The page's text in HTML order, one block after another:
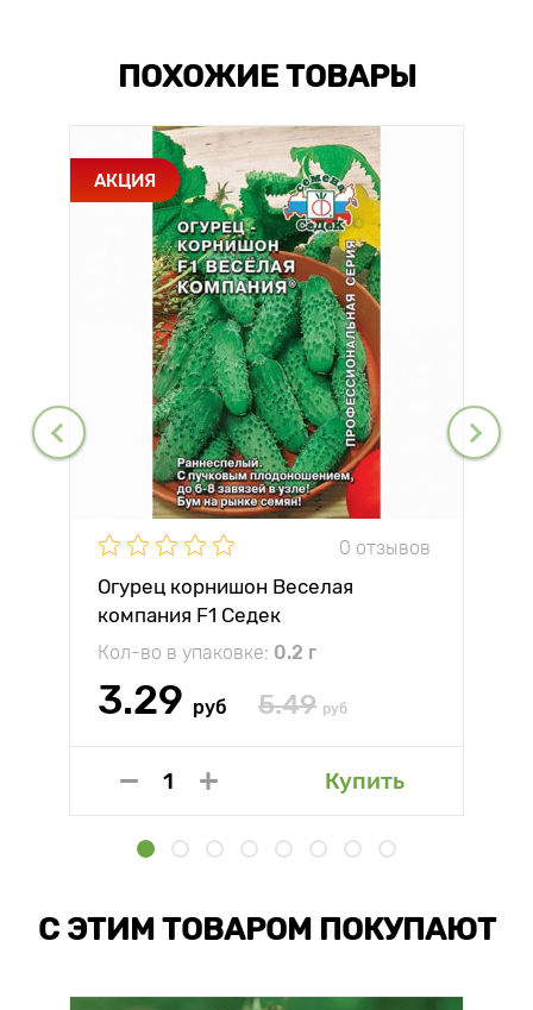
ПОХОЖИЕ ТОВАРЫ
АКЦИЯ
0 отзывов
Огурец корнишон Веселая
компания F1 Седек
Кол-во в упаковке: 0.2 г
3.29 руб 5.49 руб
Купить
С ЭТИМ ТОВАРОМ ПОКУПАЮТ